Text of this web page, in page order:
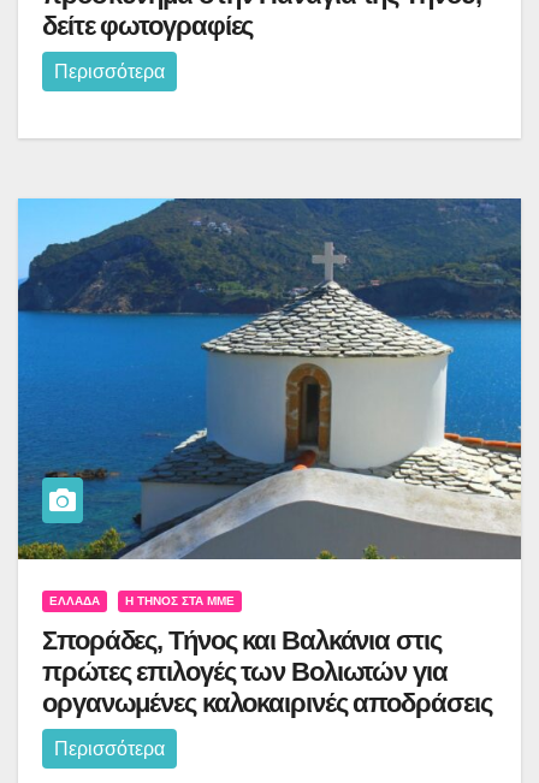
δείτε φωτογραφίες
Περισσότερα
ΕΛΛΆΔΑ Η ΤΉΝΟΣ ΣΤΑ ΜΜΕ
Σποράδες, Τήνος και Βαλκάνια στις
πρώτες επιλογές των Βολιωτών για
οργανωμένες καλοκαιρινές αποδράσεις
Περισσότερα